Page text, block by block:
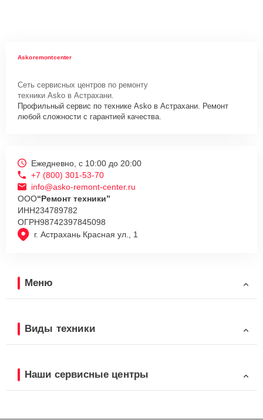
Askoremontcenter
Сеть сервисных центров по ремонту
техники Asko в Астрахани.
Профильный сервис по технике Asko в Астрахани. Ремонт
любой сложности с гарантией качества.
г. Астрахань Красная ул., 1
Ежедневно, с 10:00 до 20:00
+7 (800) 301-53-70
info@asko-remont-center.ru
ООО“Ремонт техники”
ИНН234789782
ОГРН98742397845098
Меню
Виды техники
Наши сервисные центры